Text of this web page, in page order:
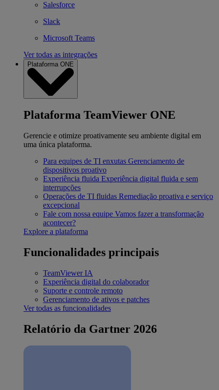
Salesforce
Slack
Microsoft Teams
Ver todas as integrações
Plataforma ONE
Plataforma TeamViewer ONE
Gerencie e otimize proativamente seu ambiente digital em
uma única plataforma.
Para equipes de TI enxutas Gerenciamento de
dispositivos proativo
Experiência fluida Experiência digital fluida e sem
interrupções
Operações de TI fluidas Remediação proativa e serviço
excepcional
Fale com nossa equipe Vamos fazer a transformação
acontecer?
Explore a plataforma
Funcionalidades principais
TeamViewer IA
Experiência digital do colaborador
Suporte e controle remoto
Gerenciamento de ativos e patches
Ver todas as funcionalidades
Relatório da Gartner 2026